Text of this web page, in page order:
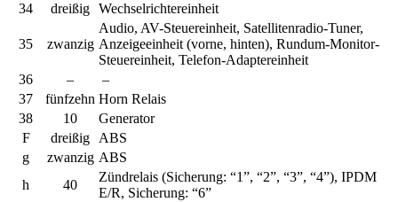
34
dreißig Wechselrichtereinheit
35 zwanzig
Audio, AV-Steuereinheit, Satellitenradio-Tuner,
Anzeigeeinheit (vorne, hinten), Rundum-Monitor-
Steuereinheit, Telefon-Adaptereinheit
36
–
–
37
fünfzehn Horn Relais
38
10
Generator
F
dreißig
ABS
g
zwanzig ABS
h
40
Zündrelais (Sicherung: “1”, “2”, “3”, “4”), IPDM
E/R, Sicherung: “6”